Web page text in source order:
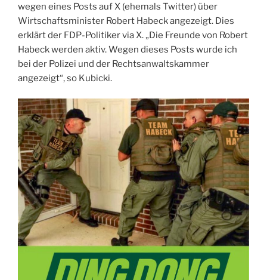
wegen eines Posts auf X (ehemals Twitter) über
Wirtschaftsminister Robert Habeck angezeigt. Dies
erklärt der FDP-Politiker via X. „Die Freunde von Robert
Habeck werden aktiv. Wegen dieses Posts wurde ich
bei der Polizei und der Rechtsanwaltskammer
angezeigt“, so Kubicki.